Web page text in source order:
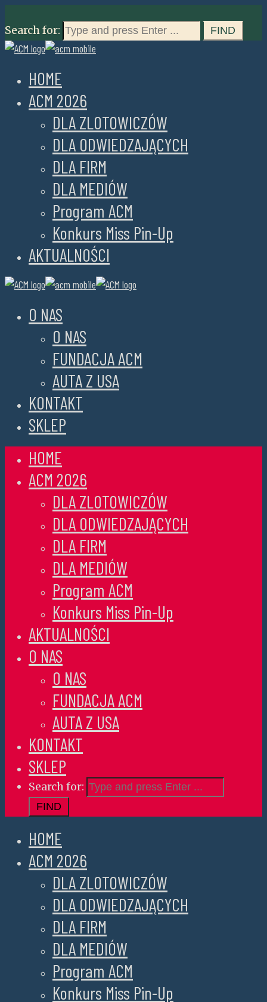
Search for:
HOME
ACM 2026
DLA ZLOTOWICZÓW
DLA ODWIEDZAJĄCYCH
DLA FIRM
DLA MEDIÓW
Program ACM
Konkurs Miss Pin-Up
AKTUALNOŚCI
O NAS
O NAS
FUNDACJA ACM
AUTA Z USA
KONTAKT
SKLEP
HOME
ACM 2026
DLA ZLOTOWICZÓW
DLA ODWIEDZAJĄCYCH
DLA FIRM
DLA MEDIÓW
Program ACM
Konkurs Miss Pin-Up
AKTUALNOŚCI
O NAS
O NAS
FUNDACJA ACM
AUTA Z USA
KONTAKT
SKLEP
Search for:
HOME
ACM 2026
DLA ZLOTOWICZÓW
DLA ODWIEDZAJĄCYCH
DLA FIRM
DLA MEDIÓW
Program ACM
Konkurs Miss Pin-Up